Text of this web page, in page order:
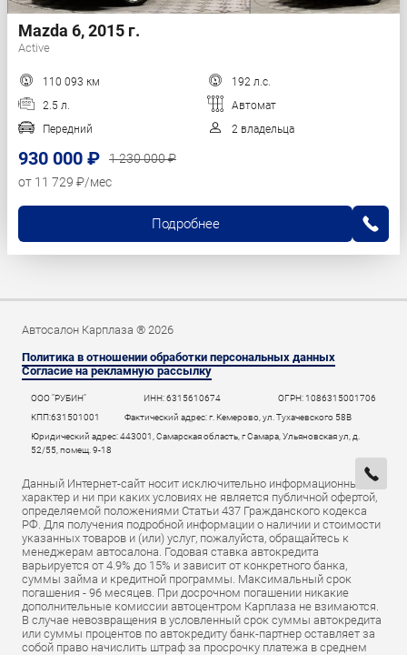
Mazda 6, 2015 г.
Active
110 093 км
192 л.с.
2.5 л.
Автомат
Передний
2 владельца
930 000 ₽
1 230 000 ₽
от 11 729 ₽/мес
Подробнее
Автосалон Карплаза ® 2026
Политика в отношении обработки персональных данных
Согласие на рекламную рассылку
ООО "РУБИН" ИНН: 6315610674
ОГРН: 1086315001706
КПП:631501001
Фактический адрес: г. Кемерово, ул. Тухачевского 58В
Юридический адрес: 443001, Самарская область, г Самара, Ульяновская ул, д.
52/55, помещ. 9-18
Данный Интернет-сайт носит исключительно информационный
характер и ни при каких условиях не является публичной офертой,
определяемой положениями Статьи 437 Гражданского кодекса
РФ. Для получения подробной информации о наличии и стоимости
указанных товаров и (или) услуг, пожалуйста, обращайтесь к
менеджерам автосалона. Годовая ставка автокредита
варьируется от 4.9% до 15% и зависит от конкретного банка,
суммы займа и кредитной программы. Максимальный срок
погашения - 96 месяцев. При досрочном погашении никакие
дополнительные комиссии автоцентром Карплаза не взимаются.
В случае невозвращения в условленный срок суммы автокредита
или суммы процентов по автокредиту банк-партнер оставляет за
собой право начислить штраф за просрочку платежа в среднем